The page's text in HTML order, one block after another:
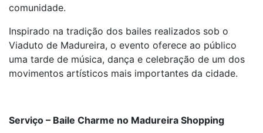
comunidade.
Inspirado na tradição dos bailes realizados sob o
Viaduto de Madureira, o evento oferece ao público
uma tarde de música, dança e celebração de um dos
movimentos artísticos mais importantes da cidade.
Serviço – Baile Charme no Madureira Shopping